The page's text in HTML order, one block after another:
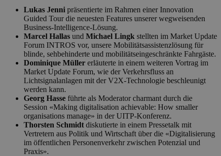
Lukas Jenni präsentierte im Rahmen einer Innovation
Guided Tour die neuesten Features unserer wegweisenden
Business-Intelligence-Lösung.
Marcel Hallas und Michael Lingk stellten im Market Update
Forum INTROS vor, unsere Mobilitätsassistenzlösung für
blinde, sehbehinderte und mobilitätseingeschränkte Fahrgäste.
Dominique Müller erläuterte in einem weiteren Vortrag im
Market Update Forum, wie der Verkehrsfluss an
Lichtsignalanlagen mit der V2X-Technologie beschleunigt
werden kann.
Georg Hasse führte als Moderator charmant durch die
Session «Making digitalisation achievable: How smaller
organisations manage» in der UITP-Konferenz.
Thorsten Schmidt diskutierte in einem Pressetalk mit
Vertretern aus Politik und Wirtschaft über die «Digitalisierung
im öffentlichen Personenverkehr zwischen Potenzial und
Praxis».